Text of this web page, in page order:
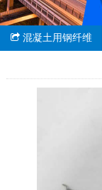
混凝土用钢纤维